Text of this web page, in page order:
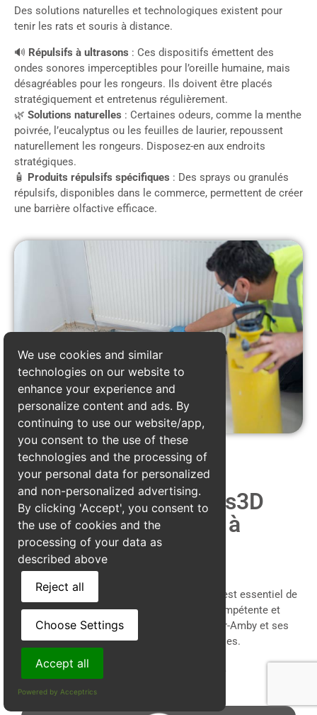
Des solutions naturelles et technologiques existent pour
tenir les rats et souris à distance.
🔊 Répulsifs à ultrasons : Ces dispositifs émettent des
ondes sonores imperceptibles pour l’oreille humaine, mais
désagréables pour les rongeurs. Ils doivent être placés
stratégiquement et entretenus régulièrement.
🌿 Solutions naturelles : Certaines odeurs, comme la menthe
poivrée, l’eucalyptus ou les feuilles de laurier, repoussent
naturellement les rongeurs. Disposez-en aux endroits
stratégiques.
🧴 Produits répulsifs spécifiques : Des sprays ou granulés
répulsifs, disponibles dans le commerce, permettent de créer
une barrière olfactive efficace.
Pourquoi choisir Alpes3D
pour une dératisation à
Hières-sur-Amby
Face à une infestation de rats ou de
, il est essentiel de
faire appel à une entreprise de
compétente et
réactive.Alpes3Dest la référence à Hières-sur-Amby et ses
environs pour l’éradication efficace des nuisibles.
Un processus d'intervention simple
We use cookies and similar
technologies on our website to
enhance your experience and
personalize content and ads. By
continuing to use our website/app,
you consent to the use of these
technologies and the processing of
your personal data for personalized
and non-personalized advertising.
By clicking 'Accept', you consent to
the use of cookies and the
processing of your data as
described above
Reject all
Choose Settings
Accept all
Powered by Acceptrics